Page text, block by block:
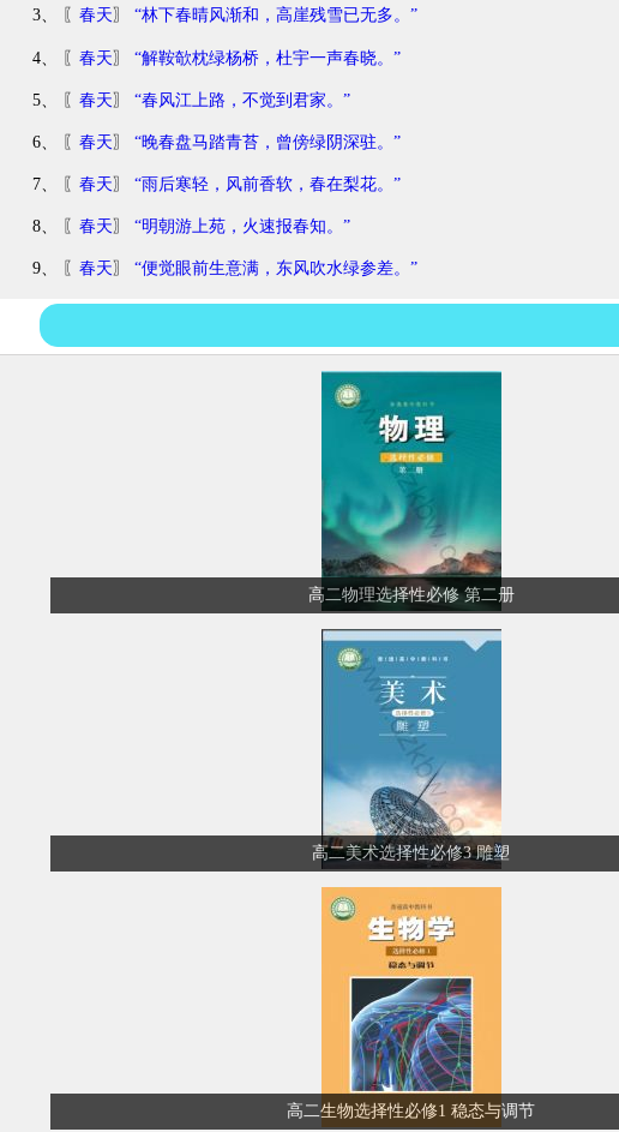
3、 〖 春天〗 “林下春晴风渐和，高崖残雪已无多。”
4、 〖 春天〗 “解鞍欹枕绿杨桥，杜宇一声春晓。”
5、 〖 春天〗 “春风江上路，不觉到君家。”
6、 〖 春天〗 “晚春盘马踏青苔，曾傍绿阴深驻。”
7、 〖 春天〗 “雨后寒轻，风前香软，春在梨花。”
8、 〖 春天〗 “明朝游上苑，火速报春知。”
9、 〖 春天〗 “便觉眼前生意满，东风吹水绿参差。”
高二物理选择性必修 第二册
高二美术选择性必修3 雕塑
高二生物选择性必修1 稳态与调节